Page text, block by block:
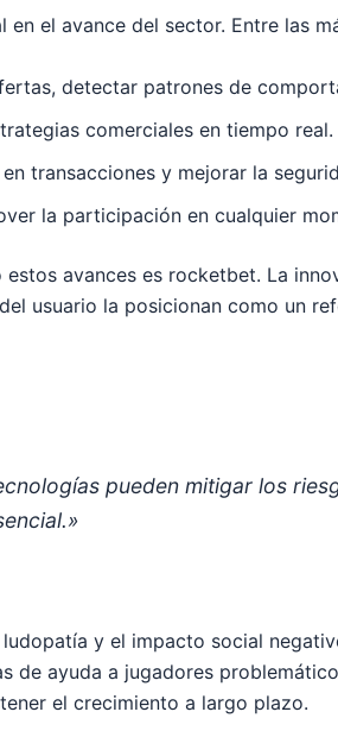
el avance del sector. Entre las
detectar patrones de
comerciales en tiempo real.
transacciones y mejorar la
la participación en cualquier
avances es rocketbet. La
usuario la posicionan como un
pueden mitigar los
y el impacto social
ayuda a jugadores
el crecimiento a largo plazo.